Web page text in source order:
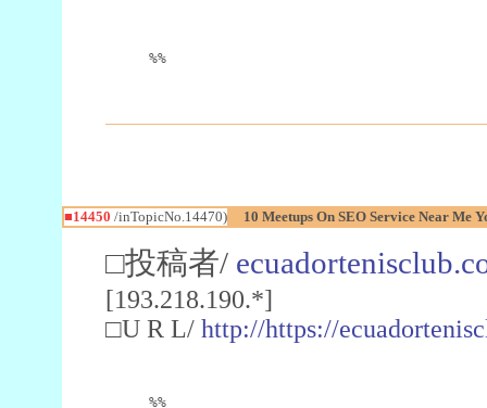
%%
■14450 /inTopicNo.14470) 10 Meetups On SEO Service Near Me
□投稿者/
[193.218.190.*]
□U R L/ http://https://
%%